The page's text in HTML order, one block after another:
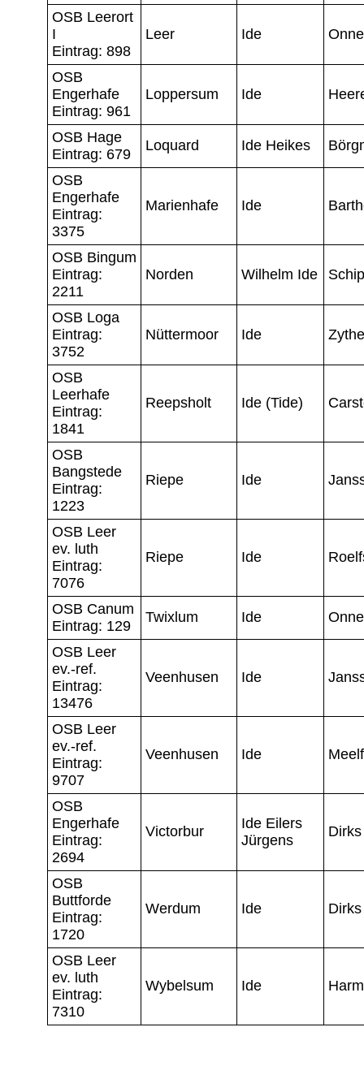
OSB Leerort
I
Eintrag: 898
Leer Ide
OSB
Engerhafe
Eintrag: 961
Loppersum Ide
OSB Hage
Eintrag: 679
Loquard Ide Heikes
OSB
Engerhafe
Eintrag:
3375
Marienhafe Ide
OSB Bingum
Eintrag:
2211
Norden Wilhelm Ide
OSB Loga
Eintrag:
3752
Nüttermoor Ide
OSB
Leerhafe
Eintrag:
1841
Reepsholt Ide (Tide)
OSB
Bangstede
Eintrag:
1223
Riepe Ide
OSB Leer
ev. luth
Eintrag:
7076
Riepe Ide
OSB Canum
Eintrag: 129
Twixlum Ide
OSB Leer
ev.-ref.
Eintrag:
13476
Veenhusen Ide
OSB Leer
ev.-ref.
Eintrag:
9707
Veenhusen Ide
OSB
Engerhafe
Eintrag:
2694
Victorbur
Ide Eilers
Jürgens
Dirks
OSB
Buttforde
Eintrag:
1720
Werdum Ide Dirks
OSB Leer
ev. luth
Eintrag:
7310
Wybelsum Ide